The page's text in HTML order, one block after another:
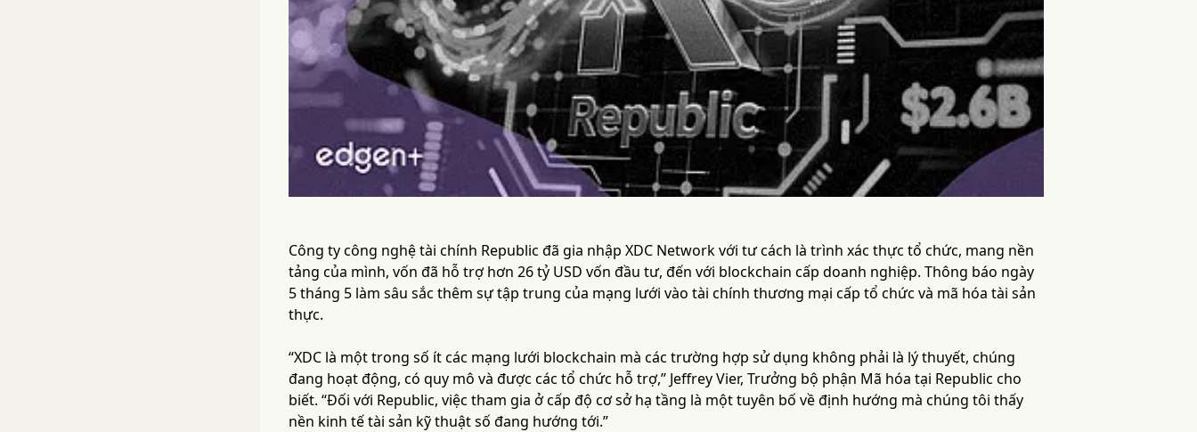
Công ty công nghệ tài chính Republic đã gia nhập XDC Network với tư cách là trình xác thực tổ chức, mang nền
tảng của mình, vốn đã hỗ trợ hơn 26 tỷ USD vốn đầu tư, đến với blockchain cấp doanh nghiệp. Thông báo ngày
5 tháng 5 làm sâu sắc thêm sự tập trung của mạng lưới vào tài chính thương mại cấp tổ chức và mã hóa tài sản
thực.
“XDC là một trong số ít các mạng lưới blockchain mà các trường hợp sử dụng không phải là lý thuyết, chúng
đang hoạt động, có quy mô và được các tổ chức hỗ trợ,” Jeffrey Vier, Trưởng bộ phận Mã hóa tại Republic cho
biết. “Đối với Republic, việc tham gia ở cấp độ cơ sở hạ tầng là một tuyên bố về định hướng mà chúng tôi thấy
nền kinh tế tài sản kỹ thuật số đang hướng tới.”